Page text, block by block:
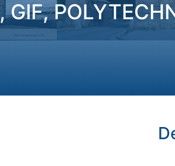
GIF,